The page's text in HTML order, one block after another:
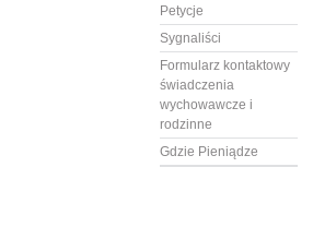
Petycje
Sygnaliści
Formularz kontaktowy
świadczenia
wychowawcze i
rodzinne
Gdzie Pieniądze